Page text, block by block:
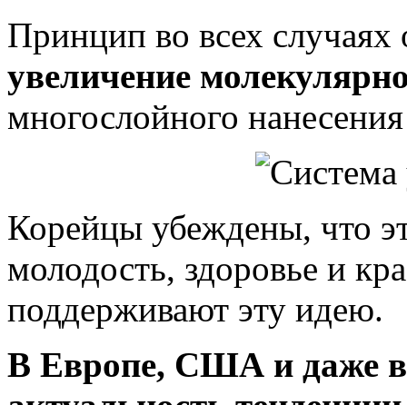
Принцип во всех
увеличение
многослойного
Корейцы убеждены, что
молодость, здоровье и
поддерживают эту идею.
В Европе, США и даже